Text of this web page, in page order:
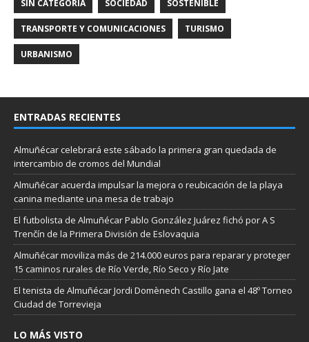
SIN CATEGORÍA SOCIEDAD SOSTENIBLE
TRANSPORTE Y COMUNICACIONES TURISMO
URBANISMO
ENTRADAS RECIENTES
Almuñécar celebrará este sábado la primera gran quedada de
intercambio de cromos del Mundial
Almuñécar acuerda impulsar la mejora o reubicación de la playa
canina mediante una mesa de trabajo
El futbolista de Almuñécar Pablo González Juárez fichó por A S
Trenčín de la Primera División de Eslovaquia
Almuñécar moviliza más de 214.000 euros para reparar y proteger
15 caminos rurales de Río Verde, Río Seco y Río Jate
El tenista de Almuñécar Jordi Domènech Castillo gana el 48º Torneo
Ciudad de Torrevieja
LO MÁS VISTO